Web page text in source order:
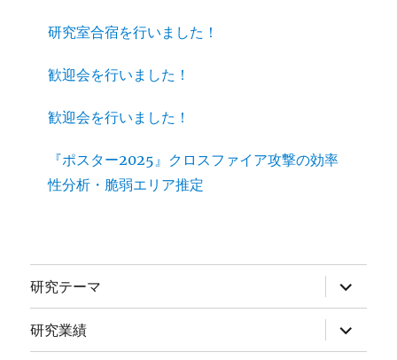
研究室合宿を行いました！
歓迎会を行いました！
歓迎会を行いました！
『ポスター2025』クロスファイア攻撃の効率
性分析・脆弱エリア推定
研究テーマ
ブ
メ
ニ
ュ
ー
研究業績
ブ
メ